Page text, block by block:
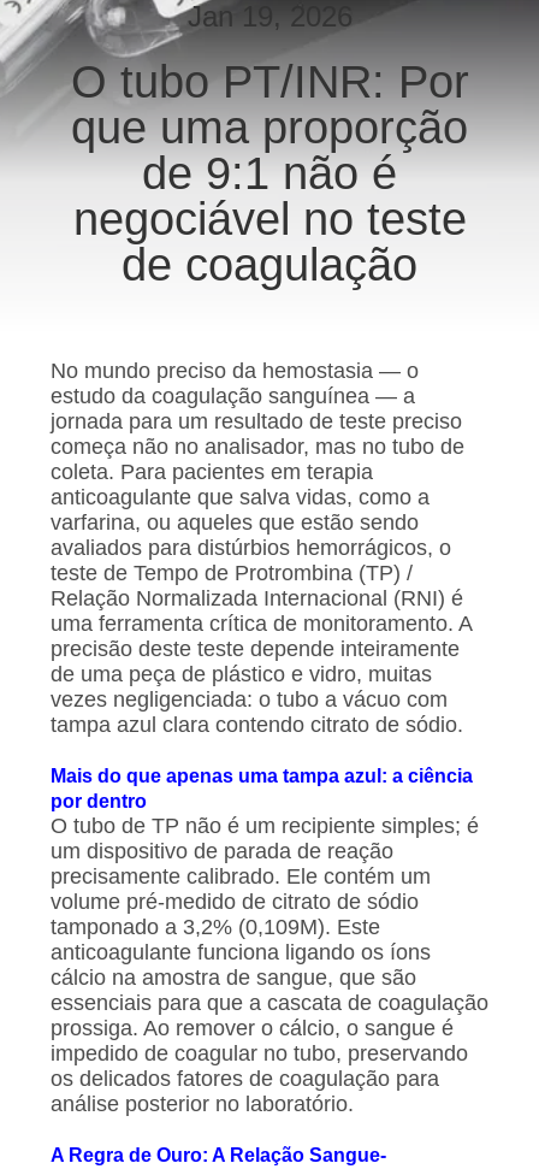
CONTROLE
DA
QUALIDADE
CONTACTE-
CITAÇÕES
MAPA
DO
SITE
PRIVACY
POLICY
Jan 19, 2026
O tubo PT/INR: Por
que uma proporção
de 9:1 não é
negociável no teste
de coagulação
No mundo preciso da hemostasia — o
estudo da coagulação sanguínea — a
jornada para um resultado de teste preciso
começa não no analisador, mas no tubo de
coleta. Para pacientes em terapia
anticoagulante que salva vidas, como a
varfarina, ou aqueles que estão sendo
avaliados para distúrbios hemorrágicos, o
teste de Tempo de Protrombina (TP) /
Relação Normalizada Internacional (RNI) é
uma ferramenta crítica de monitoramento. A
precisão deste teste depende inteiramente
de uma peça de plástico e vidro, muitas
vezes negligenciada: o tubo a vácuo com
tampa azul clara contendo citrato de sódio.
Mais do que apenas uma tampa azul: a ciência
por dentro
O tubo de TP não é um recipiente simples; é
um dispositivo de parada de reação
precisamente calibrado. Ele contém um
volume pré-medido de citrato de sódio
tamponado a 3,2% (0,109M). Este
anticoagulante funciona ligando os íons
cálcio na amostra de sangue, que são
essenciais para que a cascata de coagulação
prossiga. Ao remover o cálcio, o sangue é
impedido de coagular no tubo, preservando
os delicados fatores de coagulação para
análise posterior no laboratório.
A Regra de Ouro: A Relação Sangue-